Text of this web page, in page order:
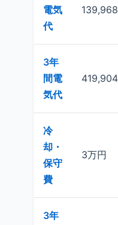
電気
代
3年
間電
気代
冷
却・
保守
費
3万円
3年